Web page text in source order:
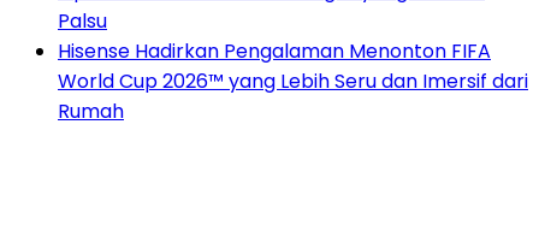
Palsu
Hisense Hadirkan Pengalaman Menonton FIFA
World Cup 2026™ yang Lebih Seru dan Imersif dari
Rumah